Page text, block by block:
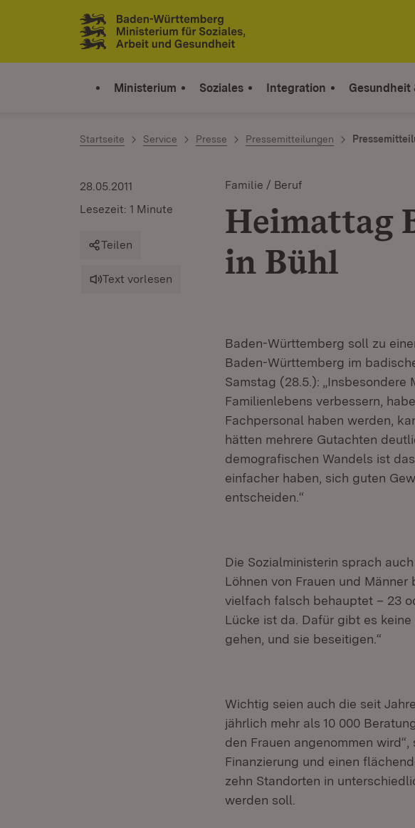
Zum Inhalt springen
Link zur Startseite
Ministerium Soziales Integration Gesundheit
Startseite Service Presse Pressemitteilungen
Familie / Beruf
Heimattag
in Bühl
28.05.2011
Lesezeit: 1 Minute
Teilen
Text vorlesen
Baden-Württemberg soll zu
Baden-Württemberg im
Samstag (28.5.):
Familienlebens verbessern,
Fachpersonal haben werden,
hätten mehrere Gutachten
demografischen Wandels ist
einfacher haben, sich guten
entscheiden.“
Die Sozialministerin sprach
Löhnen von Frauen und
vielfach falsch behauptet – 23
Lücke ist da. Dafür gibt es
gehen, und sie beseitigen.“
Wichtig seien auch die seit
jährlich mehr als 10 000
den Frauen angenommen
Finanzierung und einen
zehn Standorten in
werden soll.